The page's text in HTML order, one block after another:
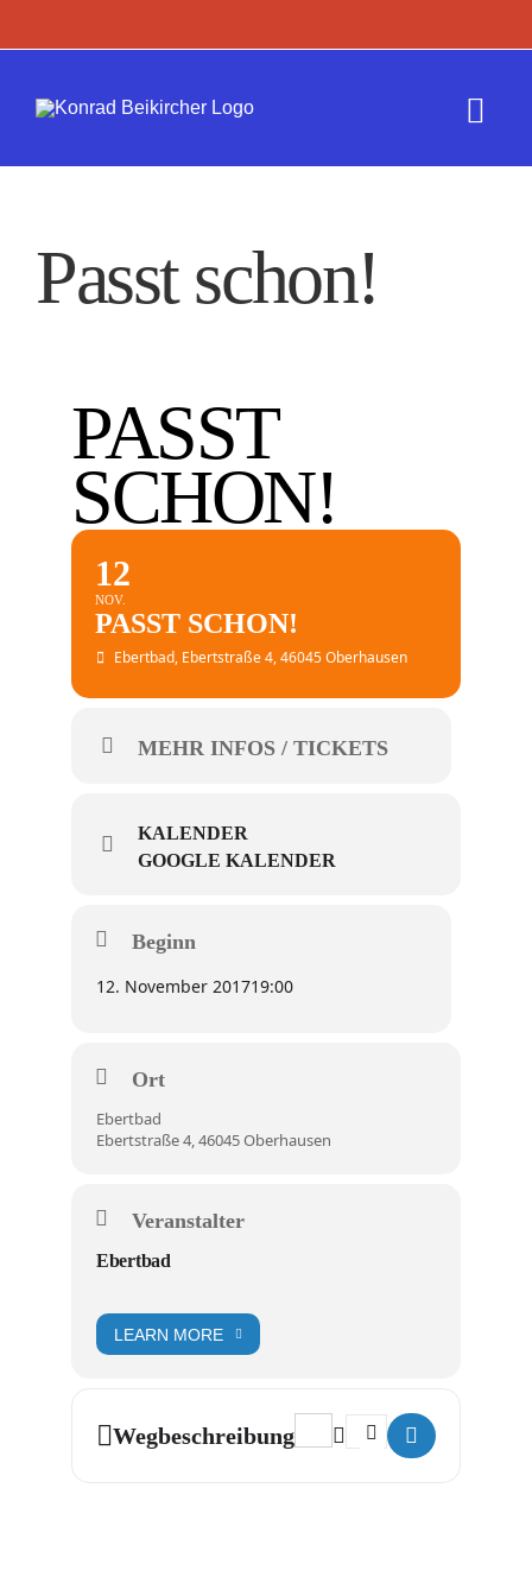
Inhalt
Passt schon!
PASST
SCHON!
12
NOV.
PASST SCHON!
Ebertbad, Ebertstraße 4, 46045 Oberhausen
MEHR INFOS / TICKETS
KALENDER
GOOGLE KALENDER
Beginn
12. November 201719:00
Ort
Ebertbad
Ebertstraße 4, 46045 Oberhausen
Veranstalter
Ebertbad
LEARN MORE
WegbeschreibungAddress - Passt schon! []
Destination Address -